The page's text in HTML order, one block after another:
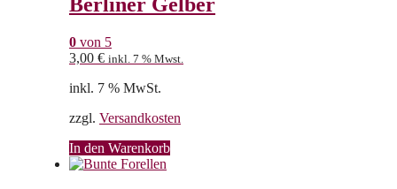
Berliner Gelber
0 von 5
3,00 € inkl. 7 % Mwst.
inkl. 7 % MwSt.
zzgl. Versandkosten
In den Warenkorb